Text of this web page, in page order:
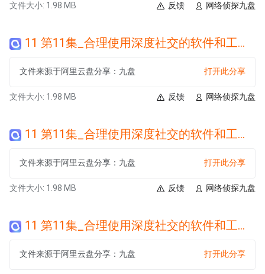
文件大小: 1.98 MB 网络侦探九盘
反馈
11 第11集_合理使用深度社交的软件和工具.wma
文件来源于阿里云盘分享：九盘 打开此分享
文件大小: 1.98 MB 网络侦探九盘
反馈
11 第11集_合理使用深度社交的软件和工具.wma
文件来源于阿里云盘分享：九盘 打开此分享
文件大小: 1.98 MB 网络侦探九盘
反馈
11 第11集_合理使用深度社交的软件和工具.wma
文件来源于阿里云盘分享：九盘 打开此分享